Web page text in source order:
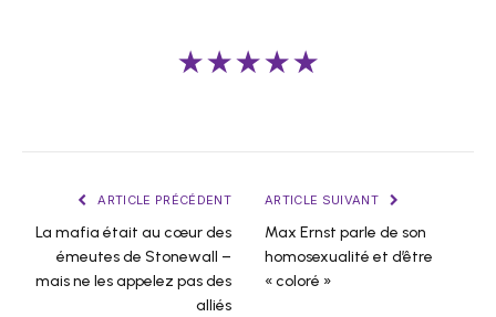
★★★★★
ARTICLE PRÉCÉDENT
La mafia était au cœur des
émeutes de Stonewall –
mais ne les appelez pas des
alliés
ARTICLE SUIVANT
Max Ernst parle de son
homosexualité et d’être
« coloré »